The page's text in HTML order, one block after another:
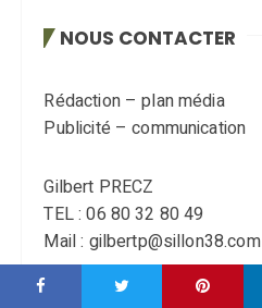
NOUS CONTACTER
Rédaction – plan média
Publicité – communication
Gilbert PRECZ
TEL : 06 80 32 80 49
Mail : gilbertp@sillon38.com